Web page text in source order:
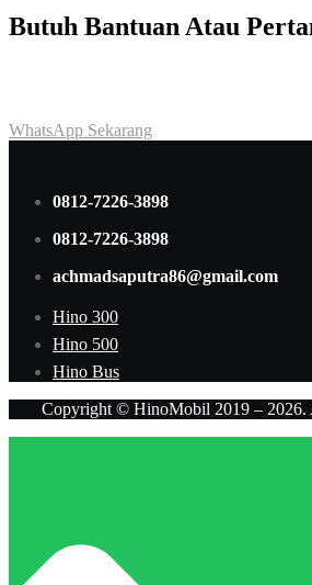
Butuh Bantuan Atau
WhatsApp Sekarang
0812-7226-3898
0812-7226-3898
achmadsaputra86@gmail.com
Hino 300
Hino 500
Hino Bus
Copyright © HinoMobil 2019 – 2026.